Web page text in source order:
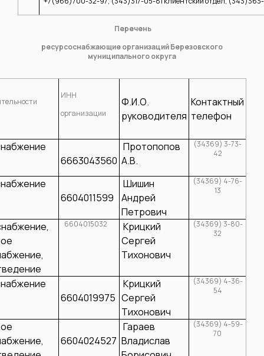
Перечень
ресурсоснабжающие организаций Березовского
муниципального округа
ИНН
организации
Ф.И.О.
руководителя
Контактный
телефон
6663043560
Протопопов
А.В.
(34369) 3-73-
42
6604011599
Шишин
Андрей
Петрович
(34369) 4-76-
13
6604015032
Крицкий
Сергей
Тихонович
(34369) 3-80-
32
6604019975
Крицкий
Сергей
Тихонович
(34369) 4-36-
54
6604024527
Гараев
Владислав
(34369) 4-59-
70